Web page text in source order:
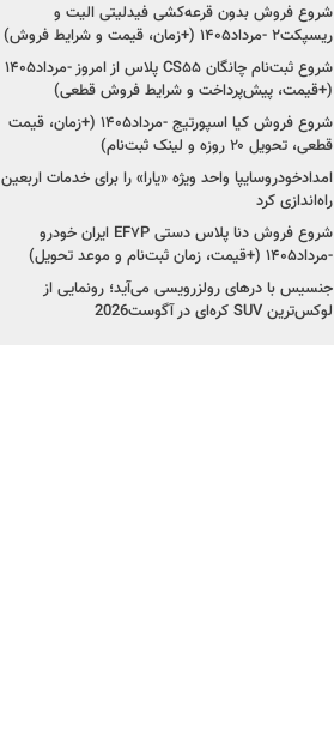
شروع فروش بدون قرعه‌کشی فیدلیتی الیت و
ریسپکت۲ -مرداد۱۴۰۵ (+زمان، قیمت و شرایط فروش)
شروع ثبت‌نام چانگان CS۵۵ پلاس از امروز -مرداد۱۴۰۵
(+قیمت، پیش‌پرداخت و شرایط فروش قطعی)
شروع فروش کیا اسپورتیج -مرداد۱۴۰۵ (+زمان، قیمت
قطعی، تحویل ۲۰ روزه و لینک ثبت‌نام)
امدادخودروسایپا واحد ویژه «یارا» را برای خدمات اربعین
راه‌اندازی کرد
شروع فروش دنا پلاس دستی EF۷P ایران خودرو
-مرداد۱۴۰۵ (+قیمت، زمان ثبت‌نام و موعد تحویل)
جنسیس با درهای رولزرویسی می‌آید؛ رونمایی از
لوکس‌ترین SUV کره‌ای در آگوست2026